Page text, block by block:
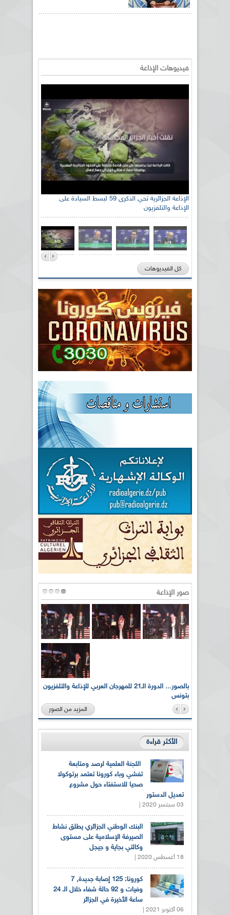
فيديوهات الإذاعة
الإذاعة الجزائرية تحي الذكرى 59 لبسط السيادة على
الإذاعة والتلفزيون
كل الفيديوهات
صور الإذاعة
بالصور... الدورة الـ21 للمهرجان العربي للإذاعة والتلفزيون
بتونس
المزيد من الصور
الأكثر قراءة
اللجنة العلمية لرصد ومتابعة
تفشي وباء كورونا تعتمد برتوكولا
صحيا للاستفتاء حول مشروع
تعديل الدستور
03 سبتمبر 2020 |
البنك الوطني الجزائري يطلق نشاط
الصيرفة الإسلامية على مستوى
وكالتي بجاية و جيجل
18 أغسطس 2020 |
كورونا: 125 إصابة جديدة, 7
وفيات و 92 حالة شفاء خلال الـ 24
ساعة الأخيرة في الجزائر
06 أكتوبر 2021 |